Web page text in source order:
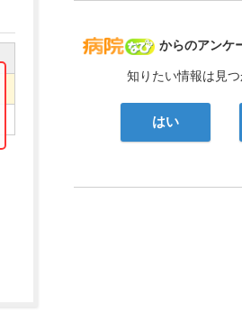
病院なび
からのアンケ
知りたい情報は見
はい